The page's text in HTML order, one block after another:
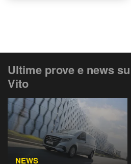
Ultime prove e news
Vito
NEWS